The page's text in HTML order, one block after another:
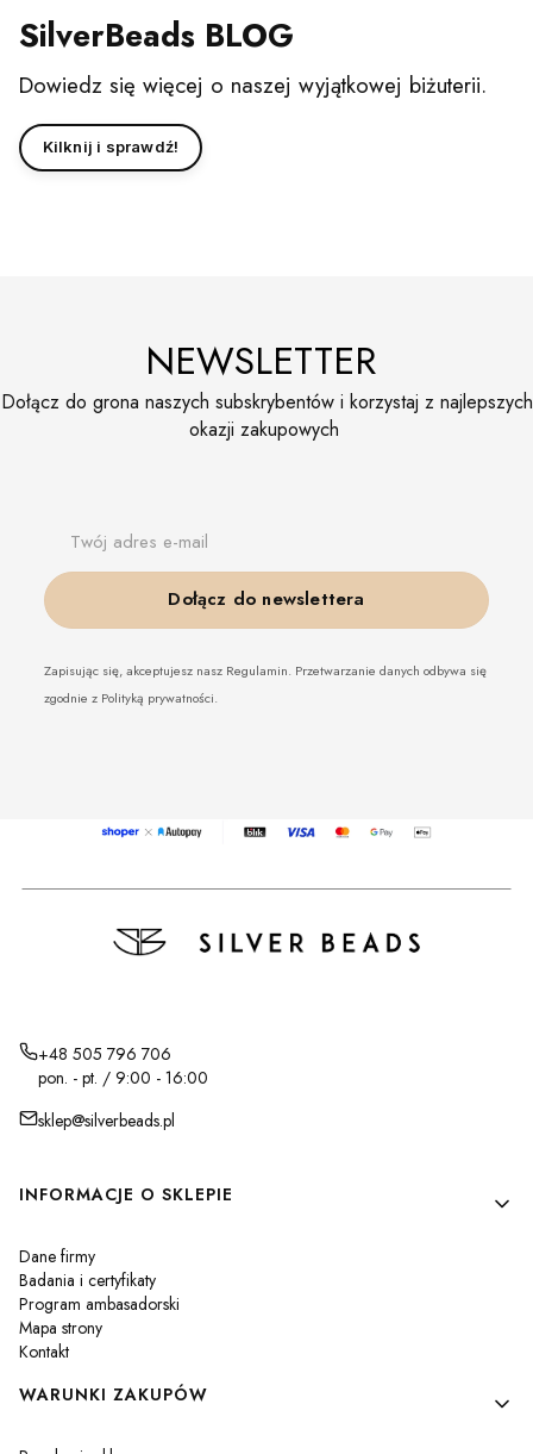
SilverBeads BLOG
Dowiedz się więcej o naszej wyjątkowej biżuterii.
Kilknij i sprawdź!
NEWSLETTER
Dołącz do grona naszych subskrybentów i korzystaj z najlepszych
okazji zakupowych
Twój adres e-mail
Dołącz do newslettera
Zapisując się, akceptujesz nasz Regulamin. Przetwarzanie danych odbywa się
zgodnie z Polityką prywatności.
+48 505 796 706
pon. - pt. / 9:00 - 16:00
sklep@silverbeads.pl
Linki w stopce
INFORMACJE O SKLEPIE
Dane firmy
Badania i certyfikaty
Program ambasadorski
Mapa strony
Kontakt
WARUNKI ZAKUPÓW